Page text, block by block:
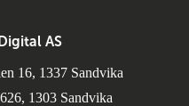
AS
16, 1337 Sandvika
1303 Sandvika